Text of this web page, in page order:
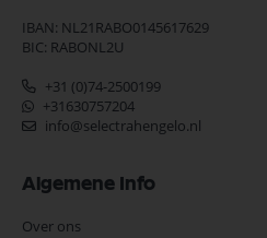
IBAN: NL21RABO0145617629
BIC: RABONL2U
+31 (0)74-2500199
+31630757204
info@selectrahengelo.nl
Algemene Info
Over ons